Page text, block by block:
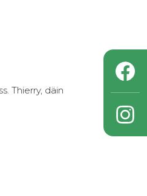
Thierry, däin